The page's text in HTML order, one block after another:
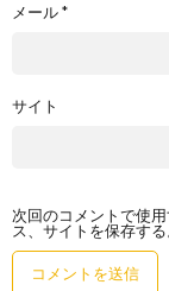
メール*
サイト
次回のコメントで使
ス、サイトを保存する